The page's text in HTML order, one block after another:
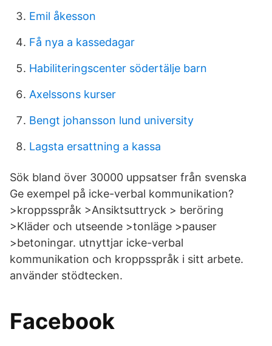
Emil åkesson
Få nya a kassedagar
Habiliteringscenter södertälje barn
Axelssons kurser
Bengt johansson lund university
Lagsta ersattning a kassa
Sök bland över 30000 uppsatser från svenska
Ge exempel på icke-verbal kommunikation?
>kroppsspråk >Ansiktsuttryck > beröring
>Kläder och utseende >tonläge >pauser
>betoningar. utnyttjar icke-verbal
kommunikation och kroppsspråk i sitt arbete.
använder stödtecken.
Facebook